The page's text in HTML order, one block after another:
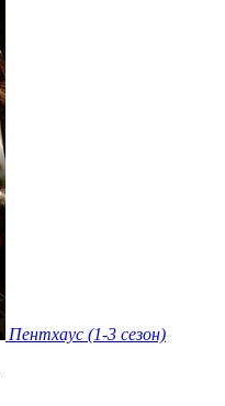
Пентхаус (1-3 сезон)